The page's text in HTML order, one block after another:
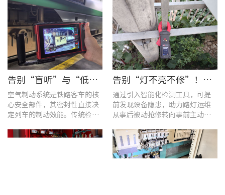
告别“盲听”与“低效” | 优利德智能检测方案助力铁路运维检修提质增效
空气制动系统是铁路客车的核
心安全部件，其密封性直接决
定列车的制动效能。传统检修
的排查方式，不仅耗时费力，
告别“灯不亮不修”！优利德产品组合赋能城市道路照明设施运维更高效
通过引入智能化检测工具，可提
前发现设备隐患，助力路灯运维
从事后被动抢修转向事前主动预